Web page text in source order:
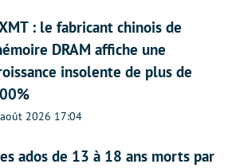
: le fabricant chinois de
DRAM affiche une
insolente de plus de
2026 17:04
ados de 13 à 18 ans morts par